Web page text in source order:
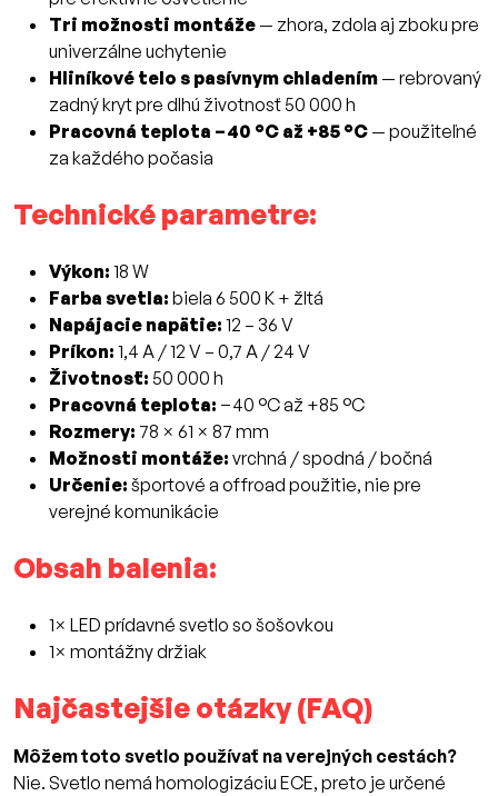
Tri možnosti montáže — zhora, zdola aj zboku pre
univerzálne uchytenie
Hliníkové telo s pasívnym chladením — rebrovaný
zadný kryt pre dlhú životnosť 50 000 h
Pracovná teplota −40 °C až +85 °C — použiteľné
za každého počasia
Technické parametre:
Výkon: 18 W
Farba svetla: biela 6 500 K + žltá
Napájacie napätie: 12 – 36 V
Príkon: 1,4 A / 12 V – 0,7 A / 24 V
Životnosť: 50 000 h
Pracovná teplota: −40 °C až +85 °C
Rozmery: 78 × 61 × 87 mm
Možnosti montáže: vrchná / spodná / bočná
Určenie: športové a offroad použitie, nie pre
verejné komunikácie
Obsah balenia:
1× LED prídavné svetlo so šošovkou
1× montážny držiak
Najčastejšie otázky (FAQ)
Môžem toto svetlo používať na verejných cestách?
Nie. Svetlo nemá homologizáciu ECE, preto je určené